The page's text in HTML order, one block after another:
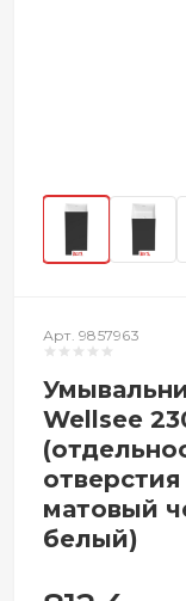
Арт. 9857963
Wellsee
матовый
белый)